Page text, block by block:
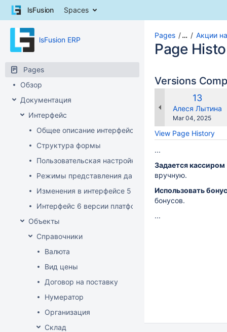
Skip
breadcrumbs
Skip
header
lsFusion Spaces
lsFusion ERP
Pages
Обзор
Документация
Интерфейс
Общее описание интерфейса клиента
Структура формы
Пользовательская настройка интерфейса
Режимы представления данных
Изменения в интерфейсе 5 версии платформы
Интерфейс 6 версии платформы
Объекты
Справочники
Валюта
Вид цены
Договор на поставку
Нумератор
Организация
Склад
Pages … Акции
Page
Versions
Old
Version
13
Алеся Лытина
Saved
Mar 04, 2025
View Page History
...
Задается кассиром
вручную.
Использовать
бонусов.
...